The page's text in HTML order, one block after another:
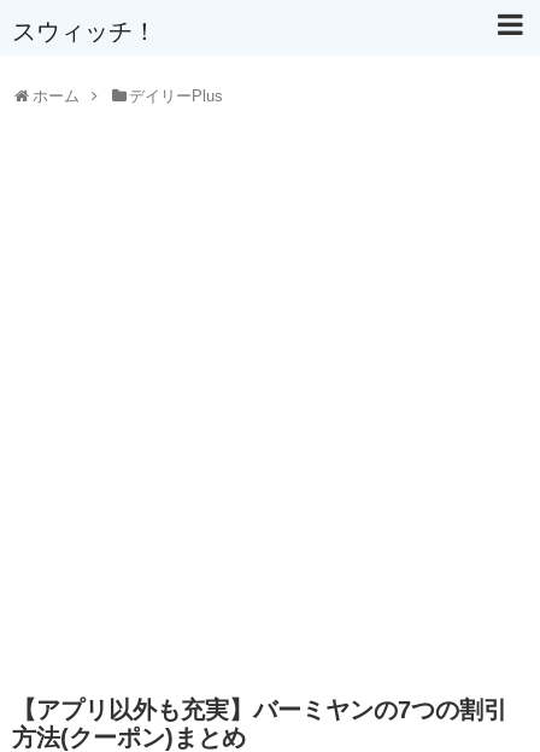
スウィッチ！
ホーム デイリーPlus
【アプリ以外も充実】バーミヤンの7つの割引
方法(クーポン)まとめ